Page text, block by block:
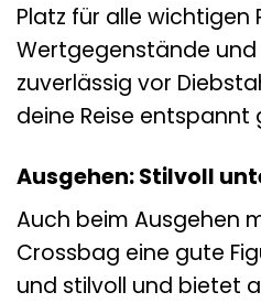
Platz für alle wichtigen
Wertgegenstände und
zuverlässig vor
deine Reise entspannt
Ausgehen: Stilvoll
Auch beim Ausgehen
Crossbag eine gute
und stilvoll und bietet